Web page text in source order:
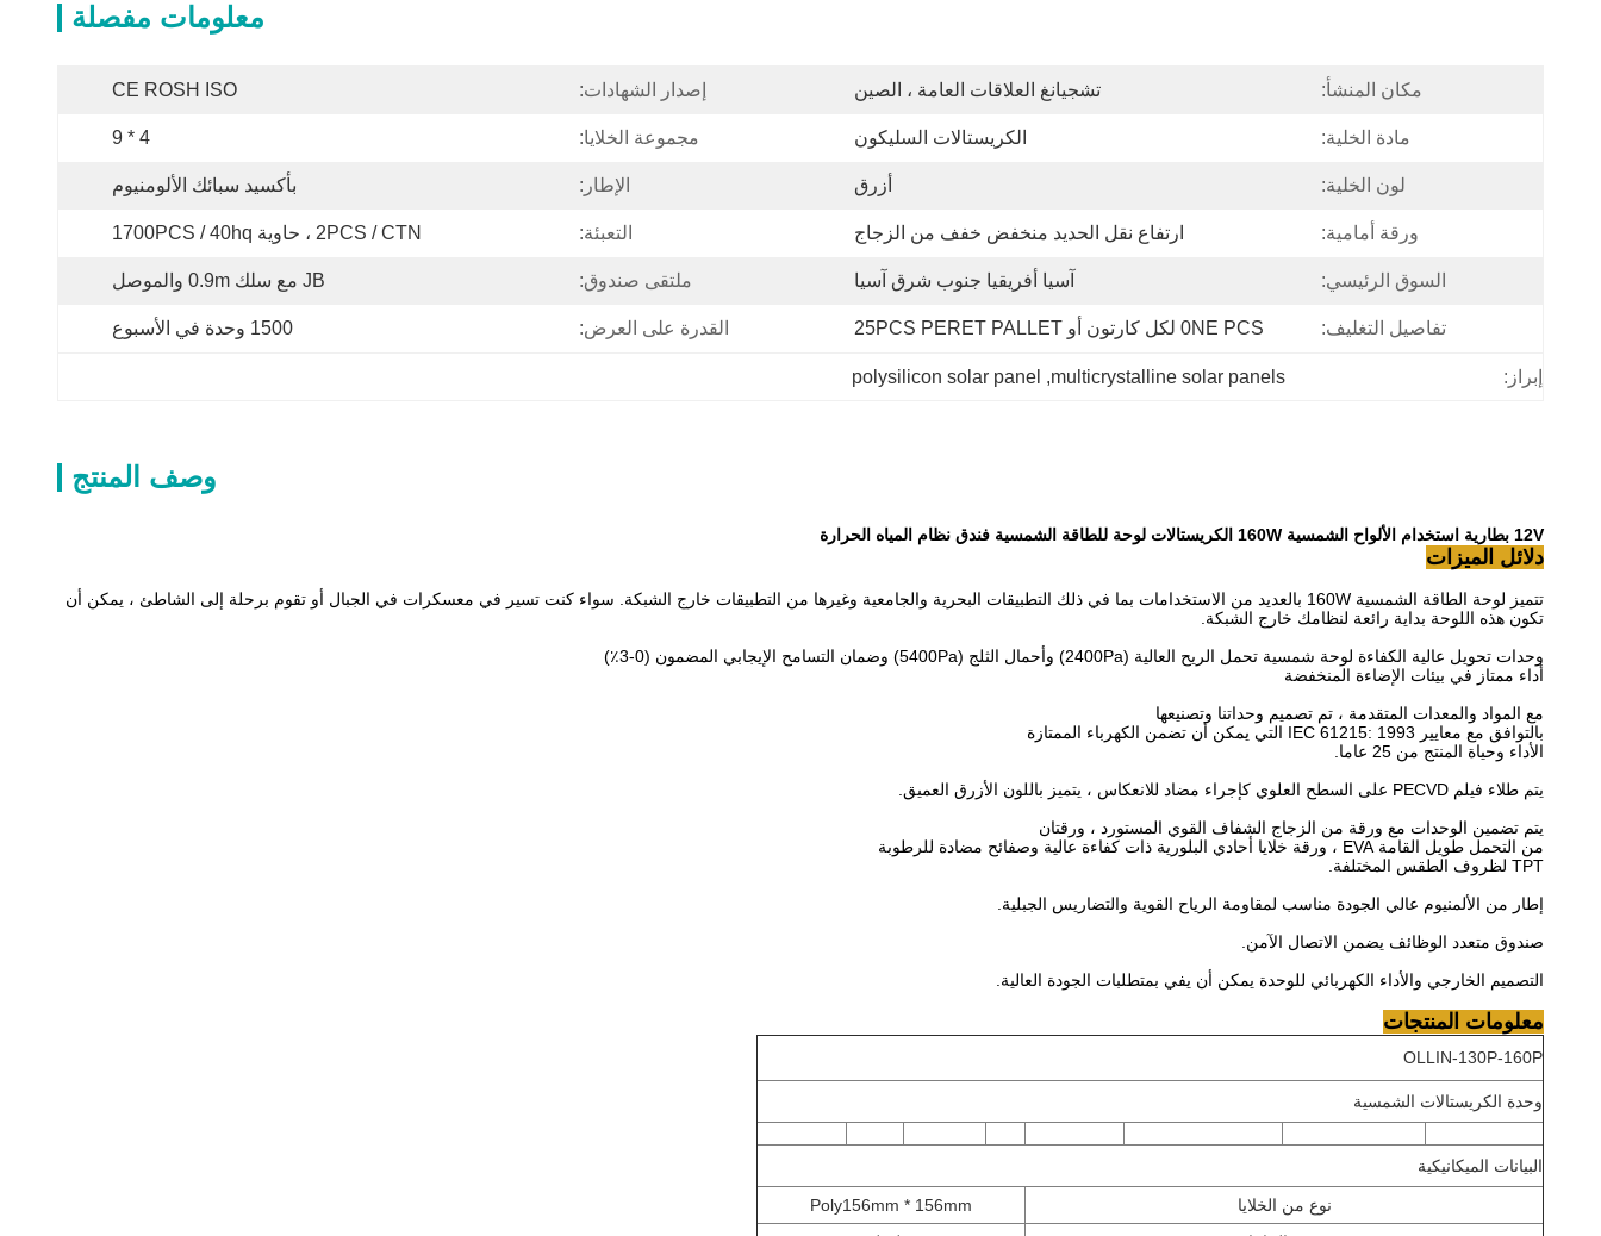
معلومات مفصلة
مكان المنشأ: تشجيانغ العلاقات العامة ، الصين إصدار الشهادات: CE ROSH ISO
مادة الخلية: الكريستالات السليكون مجموعة الخلايا: 4 * 9
لون الخلية: أزرق الإطار: بأكسيد سبائك الألومنيوم
ورقة أمامية: ارتفاع نقل الحديد منخفض خفف من الزجاج التعبئة: 2PCS / CTN ، حاوية 1700PCS / 40hq
السوق الرئيسي: آسيا أفريقيا جنوب شرق آسيا ملتقى صندوق: JB مع سلك 0.9m والموصل
تفاصيل التغليف: 0NE PCS لكل كارتون أو 25PCS PERET PALLET القدرة على العرض: 1500 وحدة في الأسبوع
إبراز: multicrystalline solar panels
,
polysilicon solar panel
وصف المنتج
12V بطارية استخدام الألواح الشمسية 160W الكريستالات لوحة للطاقة الشمسية فندق نظام المياه الحرارة
دلائل الميزات
تتميز لوحة الطاقة الشمسية 160W بالعديد من الاستخدامات بما في ذلك التطبيقات البحرية والجامعية وغيرها من التطبيقات خارج الشبكة. سواء كنت تسير في معسكرات في الجبال أو تقوم برحلة إلى الشاطئ ، يمكن أن
تكون هذه اللوحة بداية رائعة لنظامك خارج الشبكة.
وحدات تحويل عالية الكفاءة لوحة شمسية تحمل الريح العالية (2400Pa) وأحمال الثلج (5400Pa) وضمان التسامح الإيجابي المضمون (0-3٪)
أداء ممتاز في بيئات الإضاءة المنخفضة
مع المواد والمعدات المتقدمة ، تم تصميم وحداتنا وتصنيعها
بالتوافق مع معايير IEC 61215: 1993 التي يمكن أن تضمن الكهرباء الممتازة
الأداء وحياة المنتج من 25 عاما.
يتم طلاء فيلم PECVD على السطح العلوي كإجراء مضاد للانعكاس ، يتميز باللون الأزرق العميق.
يتم تضمين الوحدات مع ورقة من الزجاج الشفاف القوي المستورد ، ورقتان
من التحمل طويل القامة EVA ، ورقة خلايا أحادي البلورية ذات كفاءة عالية وصفائح مضادة للرطوبة
TPT لظروف الطقس المختلفة.
إطار من الألمنيوم عالي الجودة مناسب لمقاومة الرياح القوية والتضاريس الجبلية.
صندوق متعدد الوظائف يضمن الاتصال الآمن.
التصميم الخارجي والأداء الكهربائي للوحدة يمكن أن يفي بمتطلبات الجودة العالية.
معلومات المنتجات
OLLIN-130P-160P
وحدة الكريستالات الشمسية
البيانات الميكانيكية
نوع من الخلايا
Poly156mm * 156mm